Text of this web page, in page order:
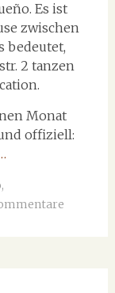
Es ist
zwischen
bedeutet,
2 tanzen
Monat
offiziell:
,